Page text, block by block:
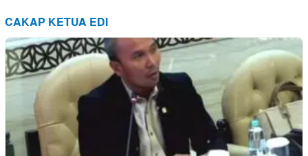
CAKAP KETUA EDI